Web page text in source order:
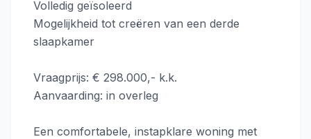
Volledig geïsoleerd
Mogelijkheid tot creëren van een derde
slaapkamer
Vraagprijs: € 298.000,- k.k.
Aanvaarding: in overleg
Een comfortabele, instapklare woning met